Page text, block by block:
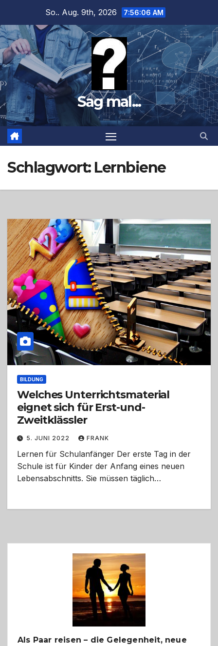
springen
So.. Aug. 9th, 2026 7:56:07 AM
Sag mal...
Schlagwort: Lernbiene
BILDUNG
Welches Unterrichtsmaterial
eignet sich für Erst-und-
Zweitklässler
5. JUNI 2022 FRANK
Lernen für Schulanfänger Der erste Tag in der
Schule ist für Kinder der Anfang eines neuen
Lebensabschnitts. Sie müssen täglich…
Als Paar reisen – die Gelegenheit, neue